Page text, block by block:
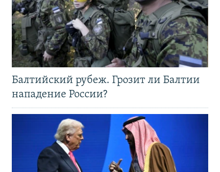
Балтийский рубеж. Грозит ли Балтии
нападение России?